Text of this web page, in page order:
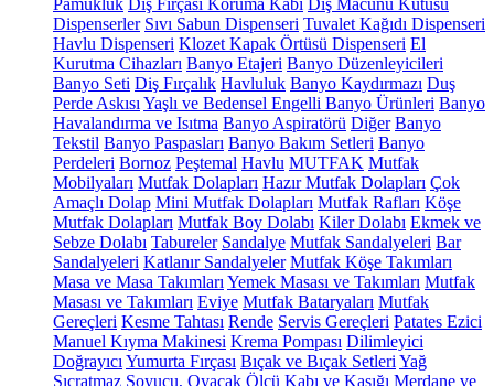
Pamukluk Diş Fırçası Koruma Kabı Diş Macunu Kutusu
Dispenserler Sıvı Sabun Dispenseri Tuvalet Kağıdı Dispenseri
Havlu Dispenseri Klozet Kapak Örtüsü Dispenseri El
Kurutma Cihazları Banyo Etajeri Banyo Düzenleyicileri
Banyo Seti Diş Fırçalık Havluluk Banyo Kaydırmazı Duş
Perde Askısı Yaşlı ve Bedensel Engelli Banyo Ürünleri Banyo
Havalandırma ve Isıtma Banyo Aspiratörü Diğer Banyo
Tekstil Banyo Paspasları Banyo Bakım Setleri Banyo
Perdeleri Bornoz Peştemal Havlu MUTFAK Mutfak
Mobilyaları Mutfak Dolapları Hazır Mutfak Dolapları Çok
Amaçlı Dolap Mini Mutfak Dolapları Mutfak Rafları Köşe
Mutfak Dolapları Mutfak Boy Dolabı Kiler Dolabı Ekmek ve
Sebze Dolabı Tabureler Sandalye Mutfak Sandalyeleri Bar
Sandalyeleri Katlanır Sandalyeler Mutfak Köşe Takımları
Masa ve Masa Takımları Yemek Masası ve Takımları Mutfak
Masası ve Takımları Eviye Mutfak Bataryaları Mutfak
Gereçleri Kesme Tahtası Rende Servis Gereçleri Patates Ezici
Manuel Kıyma Makinesi Krema Pompası Dilimleyici
Doğrayıcı Yumurta Fırçası Bıçak ve Bıçak Setleri Yağ
Sıçratmaz Soyucu, Oyacak Ölçü Kabı ve Kaşığı Merdane ve